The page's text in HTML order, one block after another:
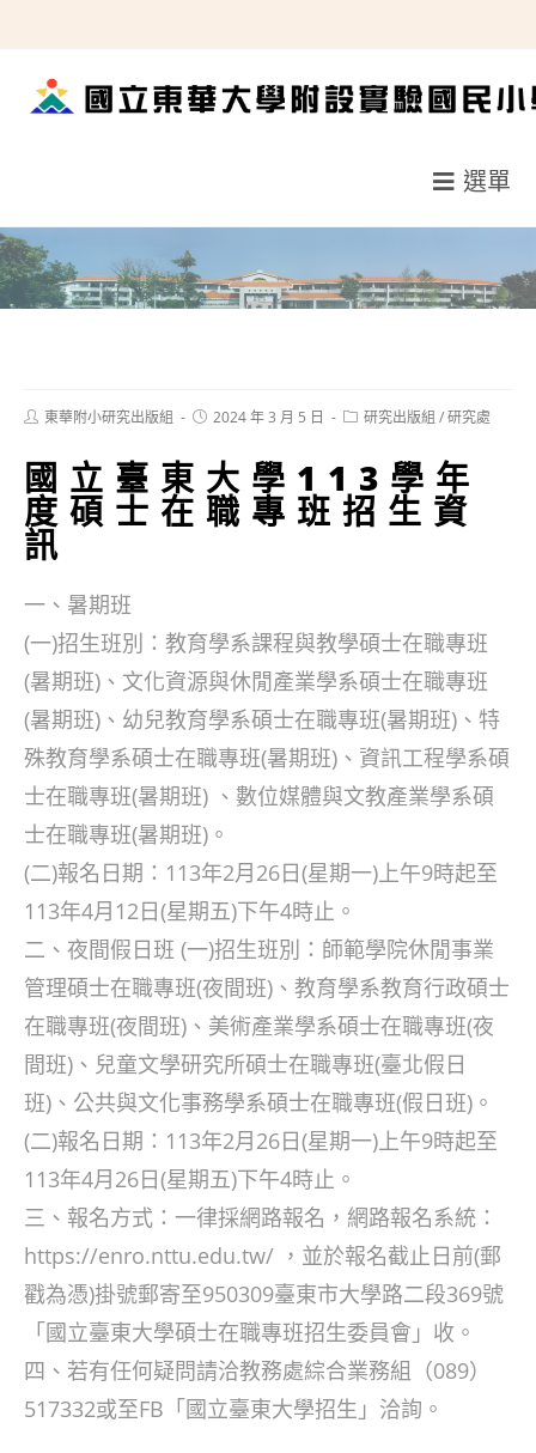
轉
容
選單
Post東華附小研究出版組
Post2024 年 3 月 5 日
Post研究出版組 /研究處
國立臺東大學113學年
度碩士在職專班招生資
訊
一、暑期班
(一)招生班別：教育學系課程與教學碩士在職專班
(暑期班)、文化資源與休閒產業學系碩士在職專班
(暑期班)、幼兒教育學系碩士在職專班(暑期班)、特
殊教育學系碩士在職專班(暑期班)、資訊工程學系碩
士在職專班(暑期班) 、數位媒體與文教產業學系碩
士在職專班(暑期班)。
(二)報名日期：113年2月26日(星期一)上午9時起至
113年4月12日(星期五)下午4時止。
二、夜間假日班 (一)招生班別：師範學院休閒事業
管理碩士在職專班(夜間班)、教育學系教育行政碩士
在職專班(夜間班)、美術產業學系碩士在職專班(夜
間班)、兒童文學研究所碩士在職專班(臺北假日
班)、公共與文化事務學系碩士在職專班(假日班)。
(二)報名日期：113年2月26日(星期一)上午9時起至
113年4月26日(星期五)下午4時止。
三、報名方式：一律採網路報名，網路報名系統：
https://enro.nttu.edu.tw/ ，並於報名截止日前(郵
戳為憑)掛號郵寄至950309臺東市大學路二段369號
「國立臺東大學碩士在職專班招生委員會」收。
四、若有任何疑問請洽教務處綜合業務組（089）
517332或至FB「國立臺東大學招生」洽詢。